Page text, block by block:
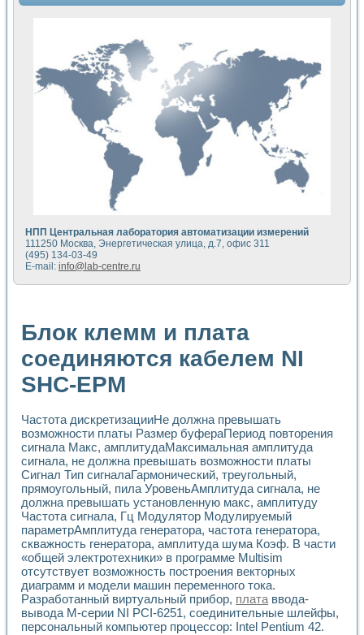
Автоматизация формирования уравнений состояния для
Разработка автоматизированного стенда для измерения
Применение среды LabVIEW для построения картины
Портативная система для определения показателей
Использование LabVIEW для управления источником
Устройство для снятия вольт-амперных характеристик
Передовые научные технологии: нано-, фемто-,
Автоматизированная установка по измерению временных
Автоматизированный лабораторный комплекс на базе
Визуализация моделирования и оптимизации тепловой
Виртуальный прибор для исследования функциональных
Исследование возможности создания экономичного
Исследование кинетики движения макрочастиц в
Метод прогнозирования свойств дисперсных продуктов
Недорогая система управления сверхпроводящим
Применение технологий NI в курсе экспериментальной
Расчет переноса аэрозоля и выпадения осадка в
Применение NI VISION для геометрического анализа в
Управление движением с помощью программно -
Определение параметров всплывающих газовых
Система управления асинхронным тиристорным
Применение средств NATIONAL INSTRUMENTS для
Разработка автоматизированного стенда для
Автоматизированный стенд рентгеновской диагностики
Высокочувствительные оптоэлектронные
Установка для измерения диэлектрических свойств
Исследование кинетики зарождения и развития
Лабораторный электрический импедансный томограф на
Микрозондовая система для характеризации
Метод траекторий в исследовании
Промышленная автоматизация
Автоматизация технологических процессов получения
Использование систем технического зрения для контроля
Исследование электромагнитных переходных процессов
Применение LabVIEW при разработке обучающих
НПП Центральная лаборатория автоматизации измерений
111250 Москва, Энергетическая улица, д.7, офис 311
(495) 134-03-49
E-mail: info@lab-centre.ru
Блок клемм и плата
соединяются кабелем NI
SHC-EPM
Частота дискретизацииНе должна превышать
возможности платы Размер буфераПериод повторения
сигнала Макс, амплитудаМаксимальная амплитуда
сигнала, не должна превышать возможности платы
Сигнал Тип сигналаГармонический, треугольный,
прямоугольный, пила УровеньАмплитуда сигнала, не
должна превышать установленную макс, амплитуду
Частота сигнала, Гц Модулятор Модулируемый
параметрАмплитуда генератора, частота генератора,
скважность генератора, амплитуда шума Коэф. В части
«общей электротехники» в программе Multisim
отсутствует возможность построения векторных
диаграмм и модели машин переменного тока.
Разработанный виртуальный прибор, платаввода-
вывода М-серии NI PCI-6251, соединительные шлейфы,
персональный компьютер процессор: Intel Pentium 42.